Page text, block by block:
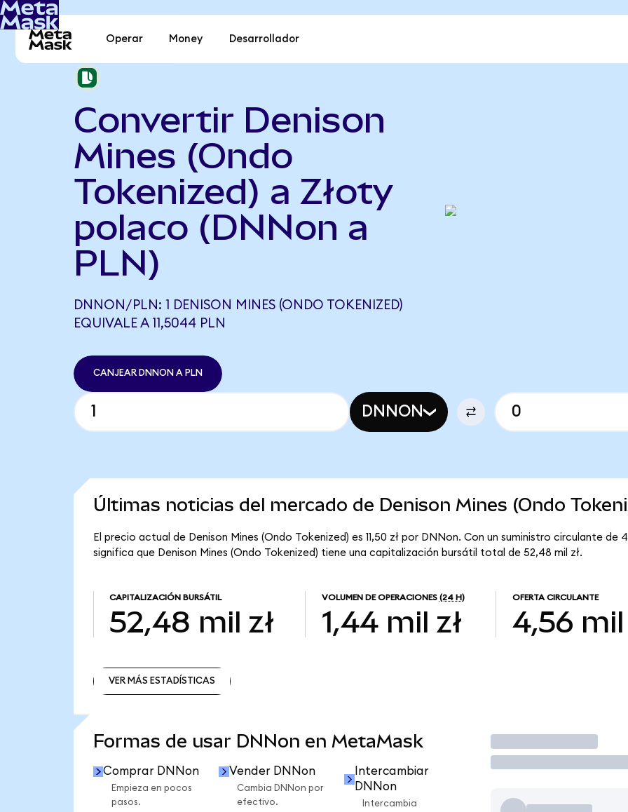
Operar Money Desarrollador
Convertir Denison
Mines (Ondo
Tokenized) a Złoty
polaco (DNNon a
PLN)
DNNON/PLN: 1 DENISON MINES (ONDO TOKENIZED)
EQUIVALE A 11,5044 PLN
CANJEAR DNNON A PLN
DNNON
Últimas noticias del mercado de Denison Mines (Ondo
El precio actual de Denison Mines (Ondo Tokenized) es 11,50 zł por DNNon. Con un suministro circulante de
significa que Denison Mines (Ondo Tokenized) tiene una capitalización bursátil total de 52,48 mil zł.
CAPITALIZACIÓN BURSÁTIL
52,48 mil zł
VOLUMEN DE OPERACIONES (24 H)
1,44 mil zł
OFERTA CIRCULANTE
4,56 mil
VER MÁS ESTADÍSTICAS
Formas de usar DNNon en MetaMask
Comprar DNNon
Empieza en pocos
pasos.
Vender DNNon
Cambia DNNon por
efectivo.
Intercambiar
DNNon
Intercambia
Operar